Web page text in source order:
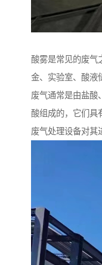
酸雾是常见的废气
金、实验室、酸液
废气通常是由盐酸
酸组成的，它们具
废气处理设备对其